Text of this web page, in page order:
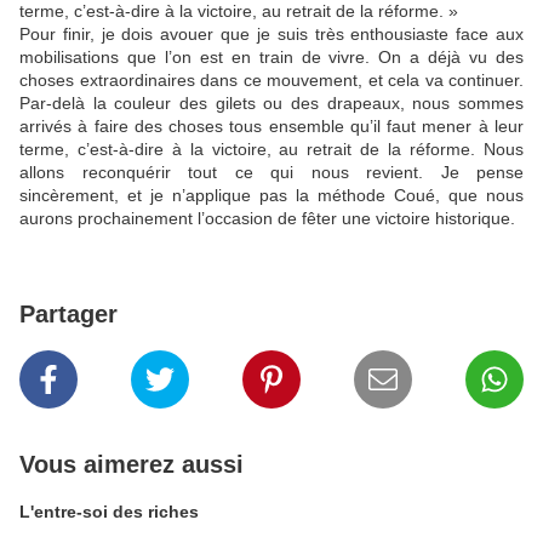
terme, c’est-à-dire à la victoire, au retrait de la réforme. »
Pour finir, je dois avouer que je suis très enthousiaste face aux
mobilisations que l’on est en train de vivre. On a déjà vu des
choses extraordinaires dans ce mouvement, et cela va continuer.
Par-delà la couleur des gilets ou des drapeaux, nous sommes
arrivés à faire des choses tous ensemble qu’il faut mener à leur
terme, c’est-à-dire à la victoire, au retrait de la réforme. Nous
allons reconquérir tout ce qui nous revient. Je pense
sincèrement, et je n’applique pas la méthode Coué, que nous
aurons prochainement l’occasion de fêter une victoire historique.
Partager
Vous aimerez aussi
L'entre-soi des riches